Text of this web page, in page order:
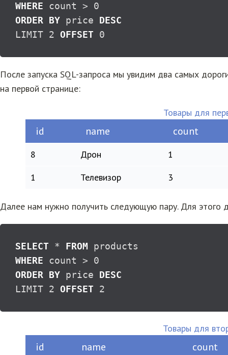
WHERE count >
0
ORDER
BY price DESC
LIMIT 2 OFFSET 0
После запуска SQL-запроса мы увидим два самых
на первой странице:
Товары для
id name count
8 Дрон
1
1
Телевизор 3
Далее нам нужно получить следующую пару. Для этого
SELECT * FROM
WHERE count >
0
ORDER
BY price DESC
LIMIT 2 OFFSET 2
Товары для
id name count